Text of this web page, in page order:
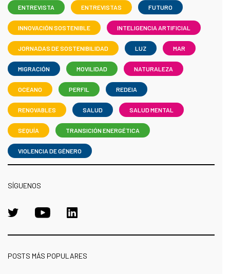
ENTREVISTA ENTREVISTAS FUTURO
INNOVACIÓN SOSTENIBLE INTELIGENCIA ARTIFICIAL
JORNADAS DE SOSTENIBILIDAD LUZ MAR
MIGRACIÓN MOVILIDAD NATURALEZA
OCEANO PERFIL REDEIA
RENOVABLES SALUD SALUD MENTAL
SEQUÍA TRANSICIÓN ENERGÉTICA
VIOLENCIA DE GÉNERO
SÍGUENOS
POSTS MÁS POPULARES